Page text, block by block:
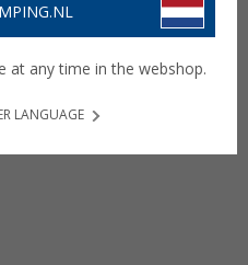
at any time in the webshop.
LANGUAGE